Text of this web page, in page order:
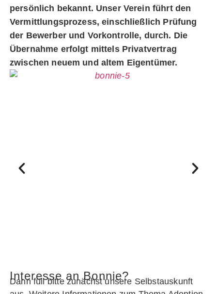
persönlich bekannt. Unser Verein führt den
Vermittlungsprozess, einschließlich Prüfung
der Bewerber und Vorkontrolle, durch. Die
Übernahme erfolgt mittels Privatvertrag
zwischen neuem und altem Eigentümer.
Interesse an Bonnie?
Dann füll bitte zunächst unsere Selbstauskunft